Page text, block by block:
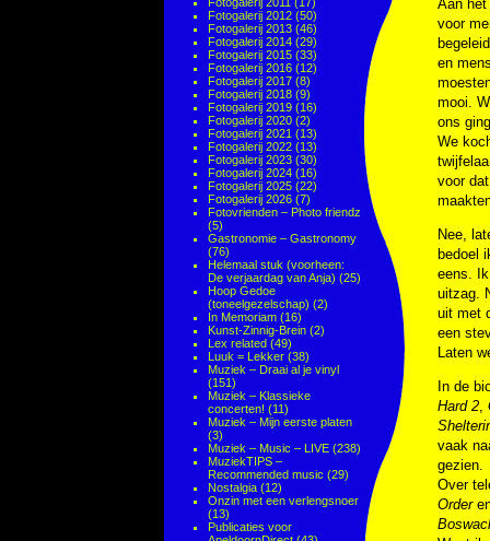
Fotogalerij 2012 (50)
Fotogalerij 2013 (46)
Fotogalerij 2014 (29)
Fotogalerij 2015 (33)
Fotogalerij 2016 (12)
Fotogalerij 2017 (8)
Fotogalerij 2018 (9)
Fotogalerij 2019 (16)
Fotogalerij 2020 (2)
Fotogalerij 2021 (13)
Fotogalerij 2022 (13)
Fotogalerij 2023 (30)
Fotogalerij 2024 (16)
Fotogalerij 2025 (22)
Fotogalerij 2026 (7)
Fotovrienden – Photo friendz
(5)
Gastronomie – Gastronomy
(76)
Helemaal stuk (voorheen:
De verjaardag van Anja) (25)
Hoop Gedoe
(toneelgezelschap) (2)
In Memoriam (16)
Kunst-Zinnig-Brein (2)
Lex related (49)
Luuk = Lekker (38)
Muziek – Draai al je vinyl
(151)
Muziek – Klassieke
concerten! (11)
Muziek – Mijn eerste platen
(3)
Muziek – Music – LIVE (238)
MuziekTIPS –
Recommended music (29)
Nostalgia (12)
Onzin met een verlengsnoer
(13)
Publicaties voor
Aan het
voor
en
mooi.
ons
We
voor
Nee,
bedoel
eens.
uitzag.
uit met
een
Laten
In de
Hard 2,
vaak
gezien.
Over
Order